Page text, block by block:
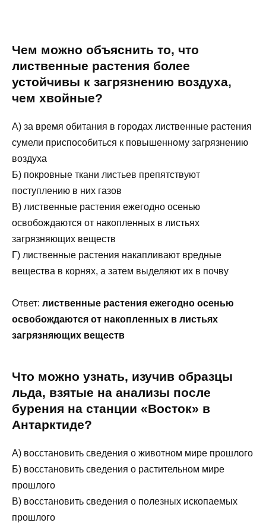
Чем можно объяснить то, что
лиственные растения более
устойчивы к загрязнению воздуха,
чем хвойные?
А) за время обитания в городах лиственные растения
сумели приспособиться к повышенному загрязнению
воздуха
Б) покровные ткани листьев препятствуют
поступлению в них газов
В) лиственные растения ежегодно осенью
освобождаются от накопленных в листьях
загрязняющих веществ
Г) лиственные растения накапливают вредные
вещества в корнях, а затем выделяют их в почву
Ответ: лиственные растения ежегодно осенью
освобождаются от накопленных в листьях
загрязняющих веществ
Что можно узнать, изучив образцы
льда, взятые на анализы после
бурения на станции «Восток» в
Антарктиде?
А) восстановить сведения о животном мире прошлого
Б) восстановить сведения о растительном мире
прошлого
В) восстановить сведения о полезных ископаемых
прошлого